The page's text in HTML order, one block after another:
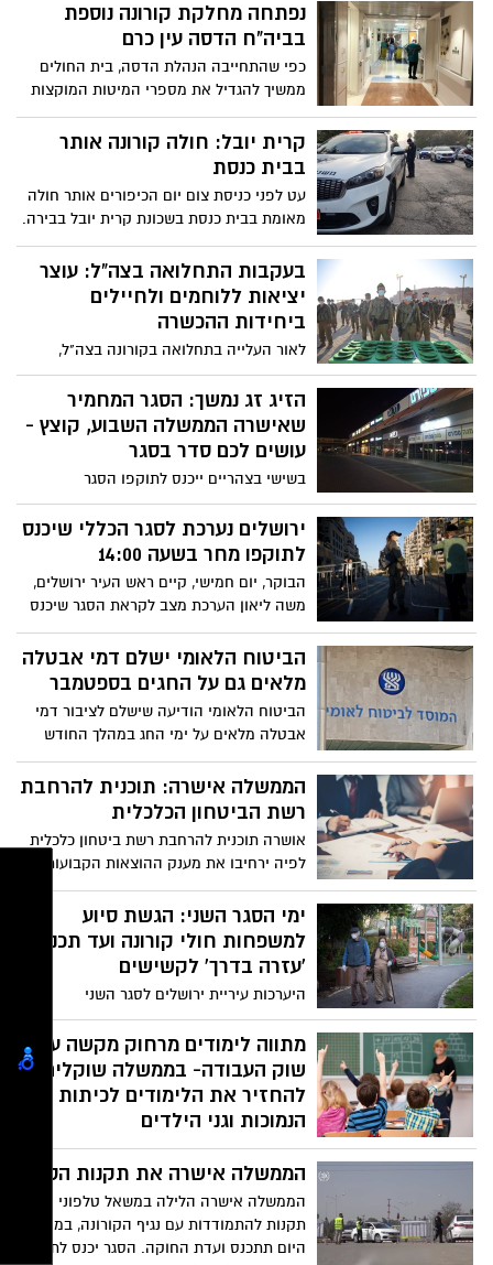
בראיון מיוחד על משבר הקורונה
נפתחה מחלקת קורונה נוספת
בביה"ח הדסה עין כרם
כפי שהתחייבה הנהלת הדסה, בית החולים
ממשיך להגדיל את מספרי המיטות המוקצות
עבור חולי קורונה
קרית יובל: חולה קורונה אותר
בבית כנסת
עט לפני כניסת צום יום הכיפורים אותר חולה
מאומת בבית כנסת בשכונת קרית יובל בבירה.
הוא נקנס והוחזר לביתו שם אמור היה לשהות
בבידוד
בעקבות התחלואה בצה"ל: עוצר
יציאות ללוחמים ולחיילים
ביחידות ההכשרה
לאור העלייה בתחלואה בקורונה בצה"ל,
הרמטכ"ל כוכבי הודיע על החמרה בהנחיות:
"עלינו לפעול מיד במלוא העוצמה כדי לצמצם
אותה". בין היתר, לוחמים וחיילים שנמצאים
בהכשרה יגיעו ביום שלישי לבסיס ערוכים
הזיג זג נמשך: הסגר המחמיר
שאישרה הממשלה השבוע, קוצץ -
עושים לכם סדר בסגר
בשישי בצהריים ייכנס לתוקפו הסגר
"המשודרג" עליו החליטו בקבינט הקורונה
המקוצץ ובמששלה. תקנות הסגר, שאמורות
היו להיות מחמירות במיוחד, קוצצו
להכנס מחר לתוקף - הכל כאמור כפוף
לשינויים, שקורים תכופות לאחרונה
ירושלים נערכת לסגר הכללי שיכנס
לתוקפו מחר בשעה 14:00
הבוקר, יום חמישי, קיים ראש העיר ירושלים,
משה ליאון הערכת מצב לקראת הסגר שיכנס
לתוקפו מחר בשעה 14:00. ראש העיר ירושלים,
משה ליאון: "עיריית ירושלים תמשיך לנהל את
הסגר ותעשה הכל על מנת למגר את הנגיף
הביטוח הלאומי ישלם דמי אבטלה
מלאים גם על החגים בספטמבר
הביטוח הלאומי הודיעה שישלם לציבור דמי
אבטלה מלאים על ימי החג במהלך החודש
הקרוב שכולל בתוכו את החגים
הממשלה אישרה: תוכנית להרחבת
רשת הביטחון הכלכלית
אושרה תוכנית להרחבת רשת ביטחון כלכלית
לפיה ירחיבו את מענק ההוצאות הקבועות,
יינתנו מידית מקדמות ספטמבר-אוקטובר,
יינתן מענק שימור עובדים וכן ירחיבו את מענק
הסיוע בארנונה. העלות הכוללת של הצעדים
וכן הרחבת המענה לעסקים, שכירים ועצמאים
מיליארד ש״ח
ימי הסגר השני: הגשת סיוע
למשפחות חולי קורונה ועד תכנית
'עזרה בדרך' לקשישים
היערכות עיריית ירושלים לסגר השני
מתווה לימודים מרחוק מקשה על
שוק העבודה- בממשלה שוקלים
להחזיר את הלימודים לכיתות
הנמוכות וגני הילדים
היום (שני) לאחר החזרה מהחג הילדים ברחבי
הארץ החלו ללמוד לפי המתווה החדש
שנקרא" למידה מרחוק" עם זאת,היום הראשון
ללימודים מרחוק הוכיח ששוק העבודה לא
מצליח לשלב עבודה ונוכחות בזום עם הילדים
הממשלה אישרה את תקנות הסגר
הממשלה אישרה הלילה במשאל טלפוני
תקנות להתמודדות עם נגיף הקורונה, במהלך
היום תתכנס ועדת החוקה. הסגר יכנס לתוקף